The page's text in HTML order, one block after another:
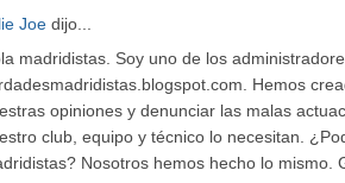
Joe dijo...
madridistas. Soy uno de los
Hemos
opiniones y denunciar las malas
club, equipo y técnico lo necesitan.
Nosotros hemos hecho lo mismo.